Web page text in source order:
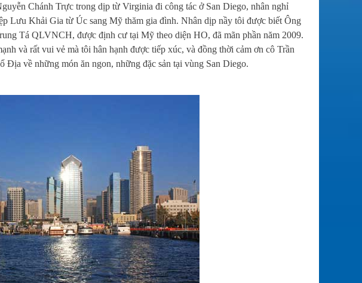
Chánh Trực trong dịp từ Virginia đi công tác ở San Diego, nhân nghỉ
Lưu Khải Gia từ Úc sang Mỹ thăm gia đình. Nhân dịp nầy tôi được biết Ông
Tá QLVNCH, được định cư tại Mỹ theo diện HO, đã mãn phần năm 2009.
và rất vui vẻ mà tôi hân hạnh được tiếp xúc, và đồng thời cảm ơn cô Trần
về những món ăn ngon, những đặc sản tại vùng San Diego.